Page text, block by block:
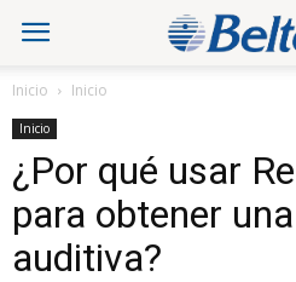
Inicio Inicio
Inicio
¿Por qué usar
para obtener
auditiva?